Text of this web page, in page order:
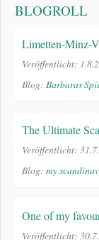
BLOGROLL
Limetten-Minz-
Veröffentlicht:
Blog: Barbaras
The Ultimate
Veröffentlicht:
Blog: my
One of my
Veröffentlicht: